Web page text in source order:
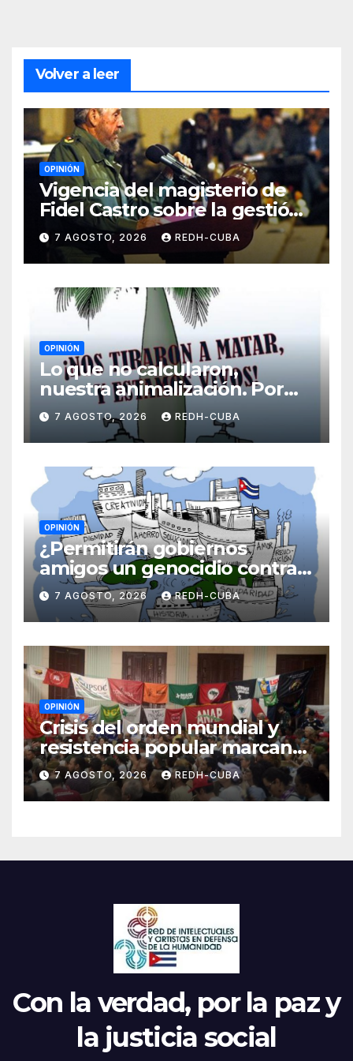
Volver a leer
OPINIÓN
Vigencia del magisterio de
Fidel Castro sobre la gestión
del liderazgo revolucionario.
Por Jorge Luís Guach Estévez
7 AGOSTO, 2026 REDH-CUBA
OPINIÓN
Lo que no calcularon,
nuestra animalización. Por
Laidi Fernández de Juan
7 AGOSTO, 2026 REDH-CUBA
OPINIÓN
¿Permitirán gobiernos
amigos un genocidio contra
Cuba? Por Hedelberto López
Blanch
7 AGOSTO, 2026 REDH-CUBA
OPINIÓN
Crisis del orden mundial y
resistencia popular marcan
el inicio de la IV Asamblea
Continental de ALBA
Movimientos en Cuba
7 AGOSTO, 2026 REDH-CUBA
Con la verdad, por la paz y
la justicia social